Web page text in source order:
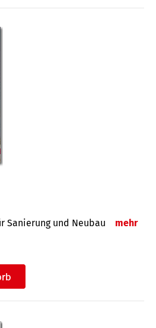
Sanierung und Neubau mehr